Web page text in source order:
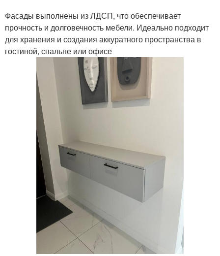
Фасады выполнены из ЛДСП, что обеспечивает
прочность и долговечность мебели. Идеально подходит
для хранения и создания аккуратного пространства в
гостиной, спальне или офисе